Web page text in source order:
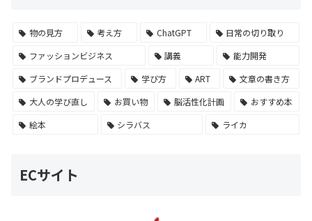
物の見方 考え方 ChatGPT
日常の切り取り
ファッションビジネス
講義
能力開発
ブランドプロデュース
学び方 ART
文章の書き方
大人の学び直し
お買い物 脳活性化計画
おすすめ本
絵本
シラバス ライカ
ECサイト